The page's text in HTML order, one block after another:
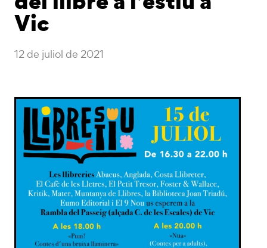
Vic
12 de juliol de 2021